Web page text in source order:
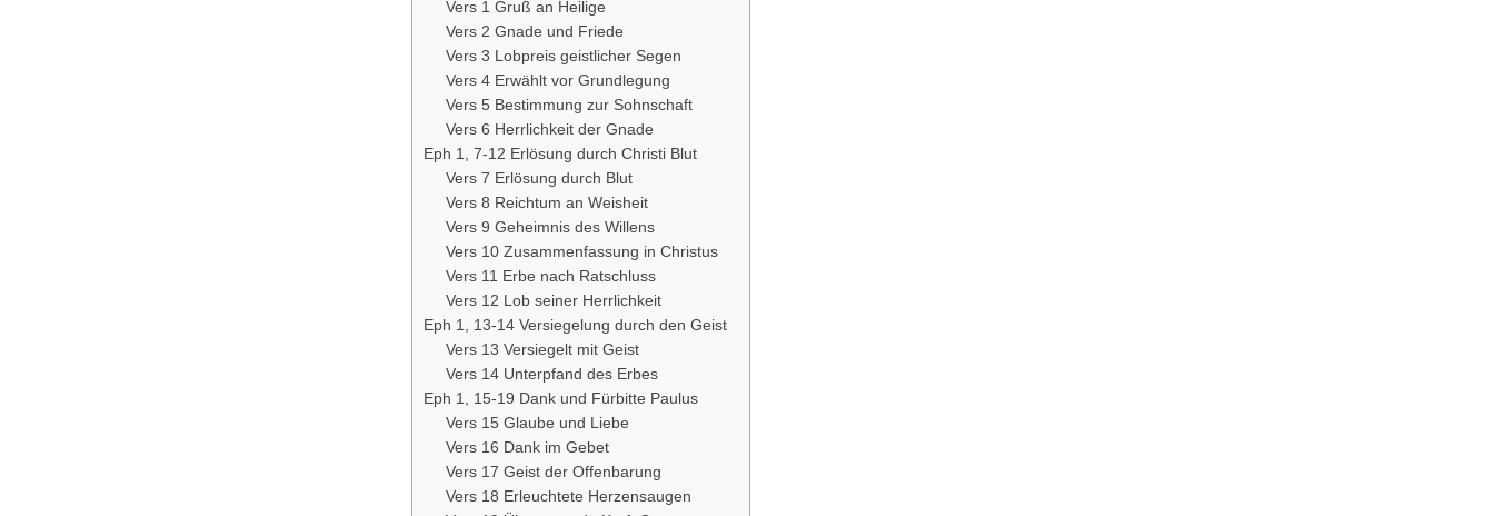
Vers 1 Gruß an Heilige
Vers 2 Gnade und Friede
Vers 3 Lobpreis geistlicher Segen
Vers 4 Erwählt vor Grundlegung
Vers 5 Bestimmung zur Sohnschaft
Vers 6 Herrlichkeit der Gnade
Eph 1, 7-12 Erlösung durch Christi Blut
Vers 7 Erlösung durch Blut
Vers 8 Reichtum an Weisheit
Vers 9 Geheimnis des Willens
Vers 10 Zusammenfassung in Christus
Vers 11 Erbe nach Ratschluss
Vers 12 Lob seiner Herrlichkeit
Eph 1, 13-14 Versiegelung durch den Geist
Vers 13 Versiegelt mit Geist
Vers 14 Unterpfand des Erbes
Eph 1, 15-19 Dank und Fürbitte Paulus
Vers 15 Glaube und Liebe
Vers 16 Dank im Gebet
Vers 17 Geist der Offenbarung
Vers 18 Erleuchtete Herzensaugen